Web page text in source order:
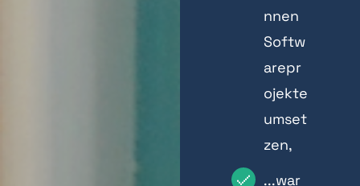
nnen
Softw
arepr
ojekte
umset
zen,
...war